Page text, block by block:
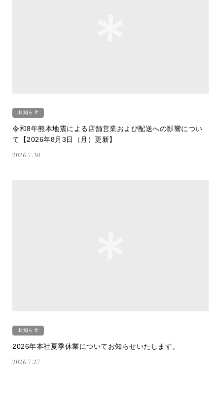
お知らせ
令和8年熊本地震による店舗営業および配送への影響につい
て【2026年8月3日（月）更新】
2026.7.30
お知らせ
2026年本社夏季休業についてお知らせいたします。
2026.7.27